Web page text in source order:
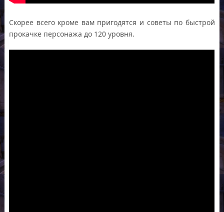
Скорее всего кроме вам пригодятся и советы по быстрой
прокачке персонажа до 120 уровня.